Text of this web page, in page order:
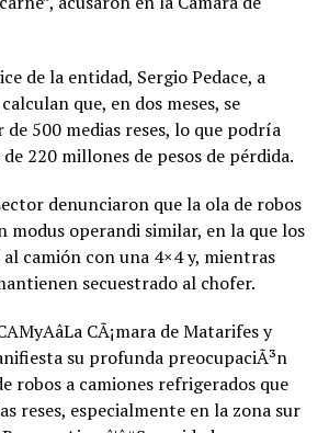
de la entidad, Sergio Pedace, a
que, en dos meses, se
500 medias reses, lo que podría
220 millones de pesos de pérdida.
denunciaron que la ola de robos
modus operandi similar, en la que los
camión con una 4×4 y, mientras
secuestrado al chofer.
CÃ¡mara de Matarifes y
su profunda preocupaciÃ³n
robos a camiones refrigerados que
reses, especialmente en la zona sur